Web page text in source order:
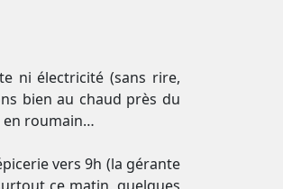
ni électricité (sans rire,
bien au chaud près du
en roumain…
vers 9h (la gérante
ce matin, quelques